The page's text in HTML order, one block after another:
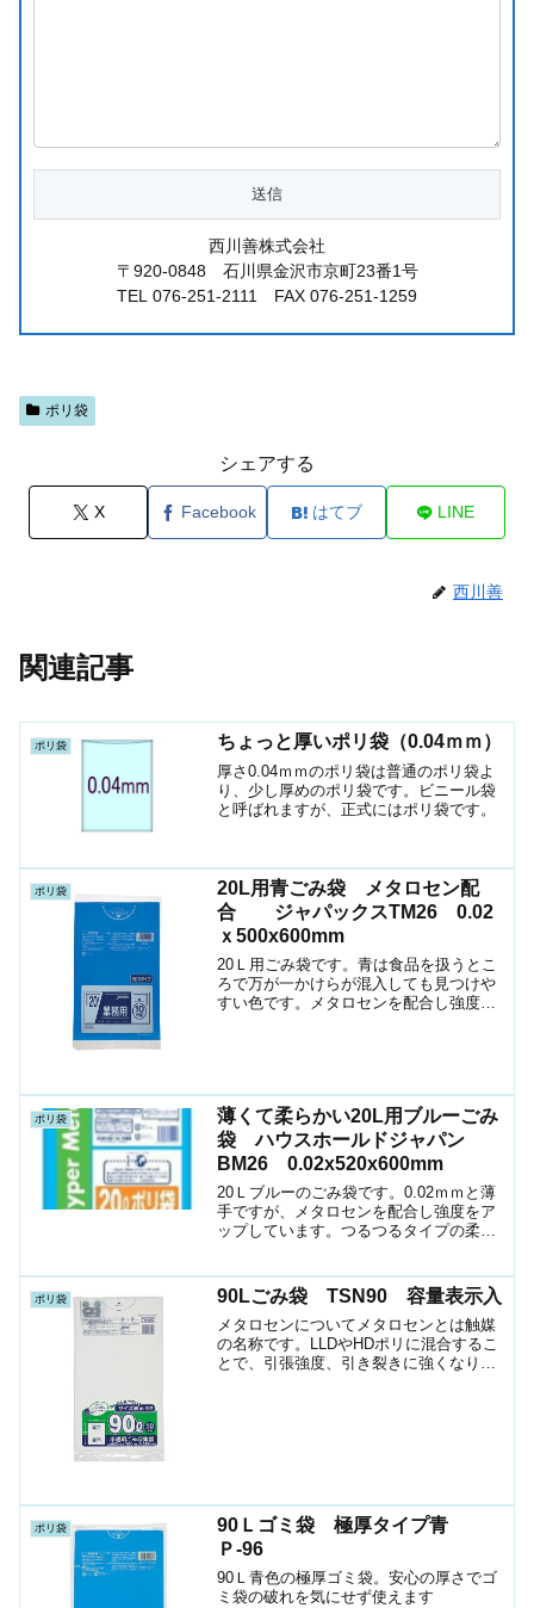
西川善株式会社
〒920-0848 石川県金沢市京町23番1号
TEL 076-251-2111 FAX 076-251-1259
ポリ袋
シェアする
X Facebook はてブ LINE
西川善
関連記事
ポリ袋 ちょっと厚いポリ袋（0.04ｍｍ）
厚さ0.04ｍｍのポリ袋は普通のポリ袋よ
り、少し厚めのポリ袋です。ビニール袋
と呼ばれますが、正式にはポリ袋です。
ポリ袋
20L用青ごみ袋 メタロセン配
合 ジャパックスTM26 0.02
ｘ500x600mm
20Ｌ用ごみ袋です。青は食品を扱うとこ
ろで万が一かけらが混入しても見つけや
すい色です。メタロセンを配合し強度を
ポリ袋
薄くて柔らかい20L用ブルーごみ
袋 ハウスホールドジャパン
BM26 0.02x520x600mm
20Ｌブルーのごみ袋です。0.02ｍｍと薄
手ですが、メタロセンを配合し強度をア
ップしています。つるつるタイプの柔ら
ポリ袋 90Lごみ袋 TSN90 容量表示入
メタロセンについてメタロセンとは触媒
の名称です。LLDやHDポリに混合するこ
とで、引張強度、引き裂きに強くなりま
ポリ袋
90Ｌゴミ袋 極厚タイプ青
Ｐ-96
90Ｌ青色の極厚ゴミ袋。安心の厚さでゴ
ミ袋の破れを気にせず使えます